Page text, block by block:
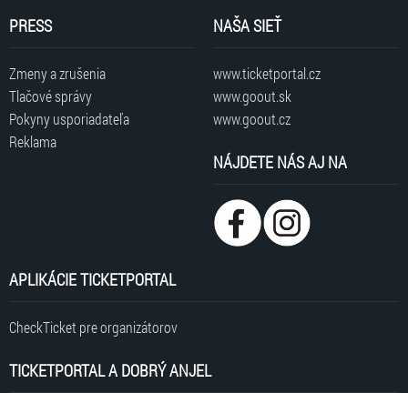
PRESS
Zmeny a zrušenia
Tlačové správy
Pokyny usporiadateľa
Reklama
NAŠA SIEŤ
www.ticketportal.cz
www.goout.sk
www.goout.cz
NÁJDETE NÁS AJ NA
APLIKÁCIE TICKETPORTAL
CheckTicket pre organizátorov
TICKETPORTAL A DOBRÝ ANJEL